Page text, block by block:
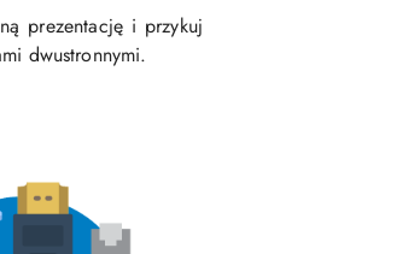
prezentację i przykuj
dwustronnymi.